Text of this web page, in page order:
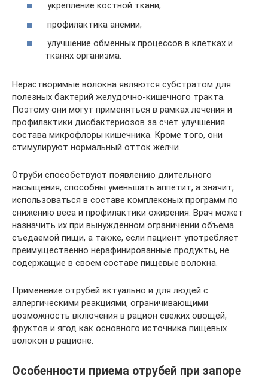
укрепление костной ткани;
профилактика анемии;
улучшение обменных процессов в клетках и
тканях организма.
Нерастворимые волокна являются субстратом для
полезных бактерий желудочно-кишечного тракта.
Поэтому они могут применяться в рамках лечения и
профилактики дисбактериозов за счет улучшения
состава микрофлоры кишечника. Кроме того, они
стимулируют нормальный отток желчи.
Отруби способствуют появлению длительного
насыщения, способны уменьшать аппетит, а значит,
использоваться в составе комплексных программ по
снижению веса и профилактики ожирения. Врач может
назначить их при вынужденном ограничении объема
съедаемой пищи, а также, если пациент употребляет
преимущественно нерафинированные продукты, не
содержащие в своем составе пищевые волокна.
Применение отрубей актуально и для людей с
аллергическими реакциями, ограничивающими
возможность включения в рацион свежих овощей,
фруктов и ягод как основного источника пищевых
волокон в рационе.
Особенности приема отрубей при запоре